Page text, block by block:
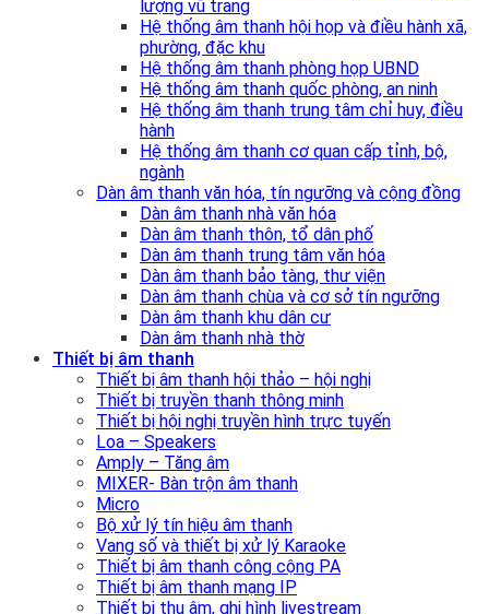
lượng vũ trang
Hệ thống âm thanh hội họp và điều hành xã,
phường, đặc khu
Hệ thống âm thanh phòng họp UBND
Hệ thống âm thanh quốc phòng, an ninh
Hệ thống âm thanh trung tâm chỉ huy, điều
hành
Hệ thống âm thanh cơ quan cấp tỉnh, bộ,
ngành
Dàn âm thanh văn hóa, tín ngưỡng và cộng đồng
Dàn âm thanh nhà văn hóa
Dàn âm thanh thôn, tổ dân phố
Dàn âm thanh trung tâm văn hóa
Dàn âm thanh bảo tàng, thư viện
Dàn âm thanh chùa và cơ sở tín ngưỡng
Dàn âm thanh khu dân cư
Dàn âm thanh nhà thờ
Thiết bị âm thanh
Thiết bị âm thanh hội thảo – hội nghị
Thiết bị truyền thanh thông minh
Thiết bị hội nghị truyền hình trực tuyến
Loa – Speakers
Amply – Tăng âm
MIXER- Bàn trộn âm thanh
Micro
Bộ xử lý tín hiệu âm thanh
Vang số và thiết bị xử lý Karaoke
Thiết bị âm thanh công cộng PA
Thiết bị âm thanh mạng IP
Thiết bị thu âm, ghi hình livestream